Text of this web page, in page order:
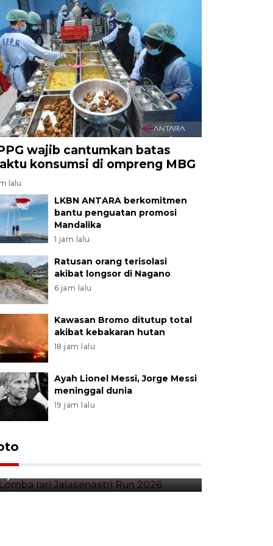
wajib cantumkan batas
konsumsi di ompreng MBG
lalu
LKBN ANTARA berkomitmen
bantu penguatan promosi
Mandalika
1 jam lalu
Ratusan orang terisolasi
akibat longsor di Nagano
6 jam lalu
Kawasan Bromo ditutup total
akibat kebakaran hutan
18 jam lalu
Ayah Lionel Messi, Jorge Messi
meninggal dunia
19 jam lalu
Lomba lari Jalasenastri Run
2026